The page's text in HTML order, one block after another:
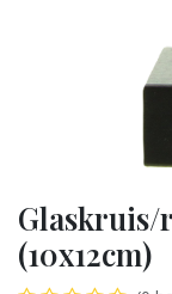
Glaskruis/
(10x12cm)